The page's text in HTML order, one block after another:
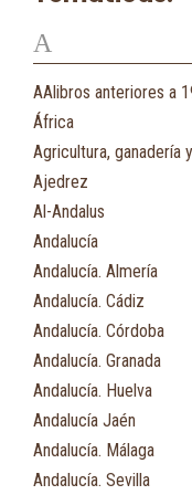
A
AAlibros anteriores a
África
Agricultura, ganadería
Ajedrez
Al-Andalus
Andalucía
Andalucía. Almería
Andalucía. Cádiz
Andalucía. Córdoba
Andalucía. Granada
Andalucía. Huelva
Andalucía Jaén
Andalucía. Málaga
Andalucía. Sevilla